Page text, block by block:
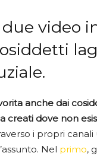
video
anche dai
creati dove non
i propri canali
Nel primo,